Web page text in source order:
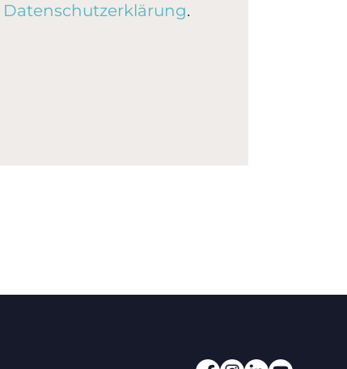
Datenschutzerklärung.